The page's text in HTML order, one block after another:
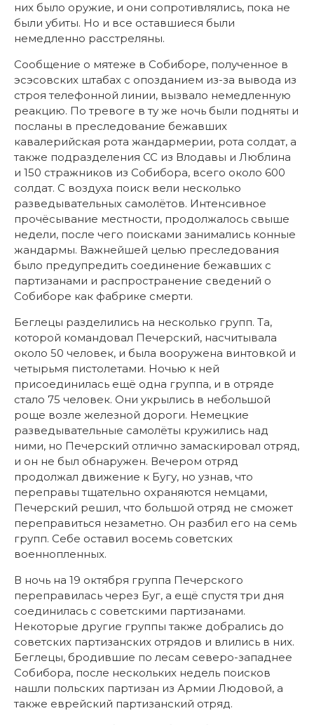
них было оружие, и они сопротивлялись, пока не
были убиты. Но и все оставшиеся были
немедленно расстреляны.
Сообщение о мятеже в Собиборе, полученное в
эсэсовских штабах с опозданием из-за вывода из
строя телефонной линии, вызвало немедленную
реакцию. По тревоге в ту же ночь были подняты и
посланы в преследование бежавших
кавалерийская рота жандармерии, рота солдат, а
также подразделения СС из Влодавы и Люблина
и 150 стражников из Собибора, всего около 600
солдат. С воздуха поиск вели несколько
разведывательных самолётов. Интенсивное
прочёсывание местности, продолжалось свыше
недели, после чего поисками занимались конные
жандармы. Важнейшей целью преследования
было предупредить соединение бежавших с
партизанами и распространение сведений о
Собиборе как фабрике смерти.
Беглецы разделились на несколько групп. Та,
которой командовал Печерский, насчитывала
около 50 человек, и была вооружена винтовкой и
четырьмя пистолетами. Ночью к ней
присоединилась ещё одна группа, и в отряде
стало 75 человек. Они укрылись в небольшой
роще возле железной дороги. Немецкие
разведывательные самолёты кружились над
ними, но Печерский отлично замаскировал отряд,
и он не был обнаружен. Вечером отряд
продолжал движение к Бугу, но узнав, что
переправы тщательно охраняются немцами,
Печерский решил, что большой отряд не сможет
переправиться незаметно. Он разбил его на семь
групп. Себе оставил восемь советских
военнопленных.
В ночь на 19 октября группа Печерского
переправилась через Буг, а ещё спустя три дня
соединилась с советскими партизанами.
Некоторые другие группы также добрались до
советских партизанских отрядов и влились в них.
Беглецы, бродившие по лесам северо-западнее
Собибора, после нескольких недель поисков
нашли польских партизан из Армии Людовой, а
также еврейский партизанский отряд.